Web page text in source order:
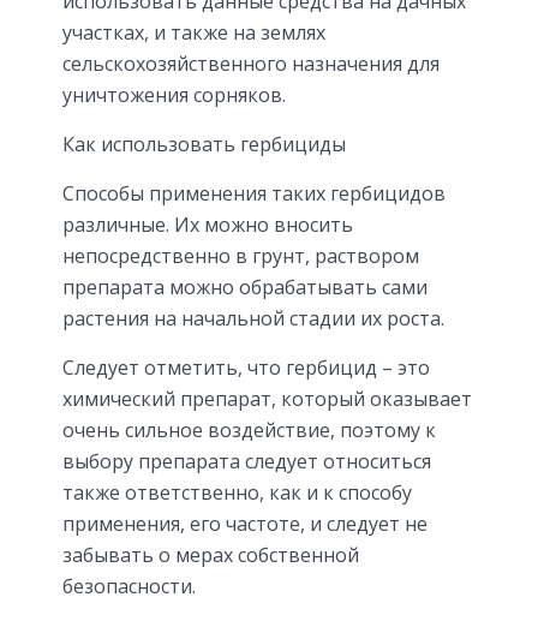
участках, и также на землях
сельскохозяйственного назначения для
уничтожения сорняков.
Как использовать гербициды
Способы применения таких гербицидов
различные. Их можно вносить
непосредственно в грунт, раствором
препарата можно обрабатывать сами
растения на начальной стадии их роста.
Следует отметить, что гербицид – это
химический препарат, который оказывает
очень сильное воздействие, поэтому к
выбору препарата следует относиться
также ответственно, как и к способу
применения, его частоте, и следует не
забывать о мерах собственной
безопасности.